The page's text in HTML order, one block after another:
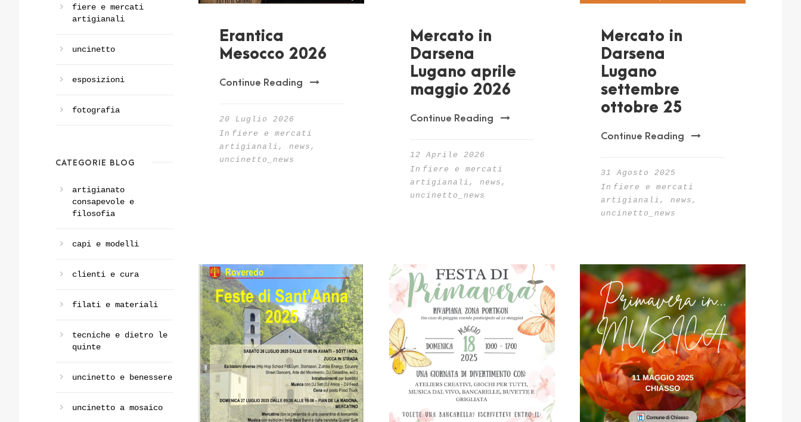
Erantica
Mesocco 2026
Continue Reading
20 Luglio 2026
In fiere e mercati
artigianali , news ,
uncinetto_news
Mercato in
Darsena
Lugano aprile
maggio 2026
Continue Reading
12 Aprile 2026
In fiere e mercati
artigianali , news ,
uncinetto_news
Mercato in
Darsena
Lugano
settembre
ottobre 25
Continue Reading
31 Agosto 2025
In fiere e mercati
artigianali , news ,
uncinetto_news
fiere e mercati
artigianali
uncinetto
esposizioni
fotografia
CATEGORIE BLOG
artigianato
consapevole e
filosofia
capi e modelli
clienti e cura
filati e materiali
tecniche e dietro le
quinte
uncinetto e benessere
uncinetto a mosaico